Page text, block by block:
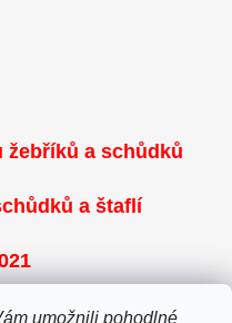
umožnili pohodlné
a schůdků
a štaflí